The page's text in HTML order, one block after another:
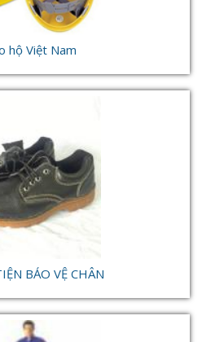
hộ Việt Nam
BẢO VỆ CHÂN